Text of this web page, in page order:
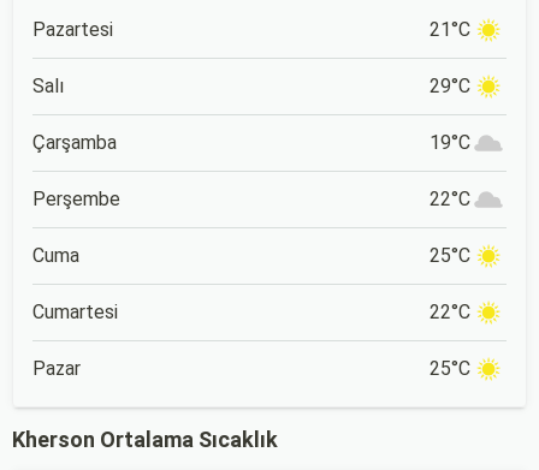
Pazartesi 21°C
Salı 29°C
Çarşamba 19°C
Perşembe 22°C
Cuma 25°C
Cumartesi 22°C
Pazar 25°C
Kherson Ortalama Sıcaklık